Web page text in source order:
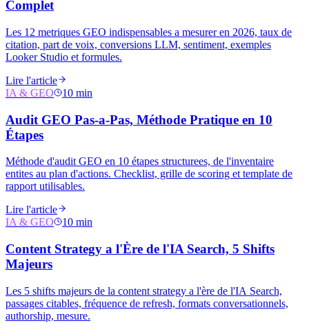
Complet
Les 12 metriques GEO indispensables a mesurer en 2026, taux de
citation, part de voix, conversions LLM, sentiment, exemples
Looker Studio et formules.
Lire l'article
IA & GEO
10 min
Audit GEO Pas-a-Pas, Méthode Pratique en 10
Étapes
Méthode d'audit GEO en 10 étapes structurees, de l'inventaire
entites au plan d'actions. Checklist, grille de scoring et template de
rapport utilisables.
Lire l'article
IA & GEO
10 min
Content Strategy a l'Ère de l'IA Search, 5 Shifts
Majeurs
Les 5 shifts majeurs de la content strategy a l'ère de l'IA Search,
passages citables, fréquence de refresh, formats conversationnels,
authorship, mesure.